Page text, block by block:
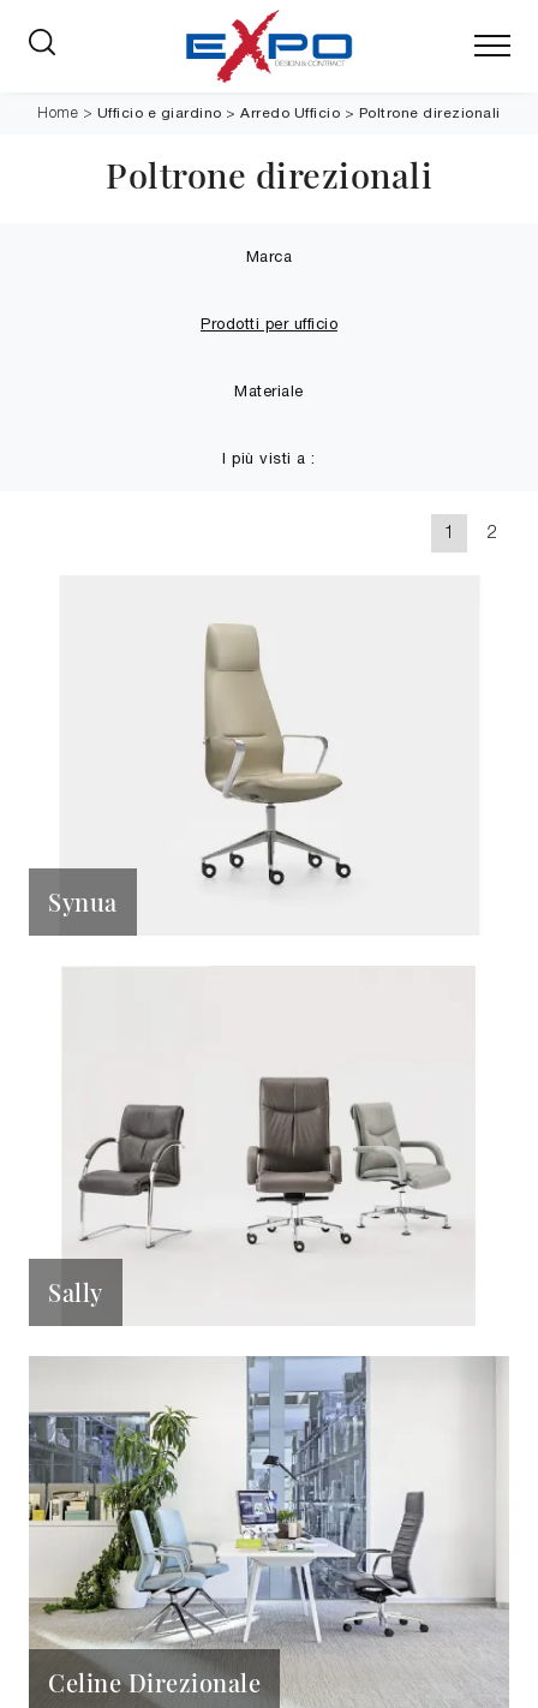
Home > Ufficio e giardino >Arredo Ufficio > Poltrone direzionali
Poltrone direzionali
Marca
Prodotti per ufficio
Materiale
I più visti a :
1 2
Synua
Sally
Celine Direzionale